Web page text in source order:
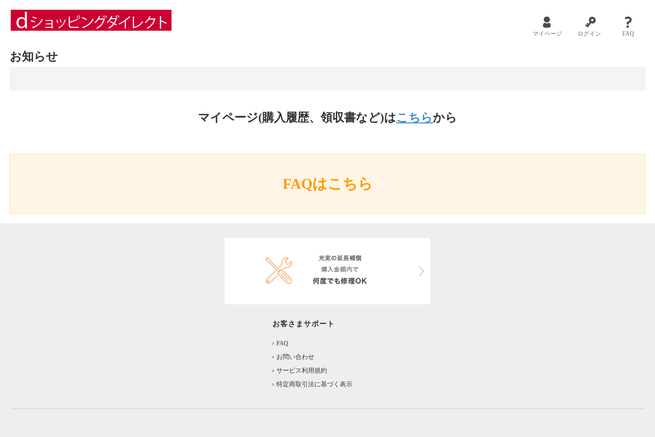
マイページ ログイン FAQ
お知らせ
マイページ(購入履歴、領収書など)はこちらから
FAQはこちら
お客さまサポート
FAQ
お問い合わせ
サービス利用規約
特定商取引法に基づく表示